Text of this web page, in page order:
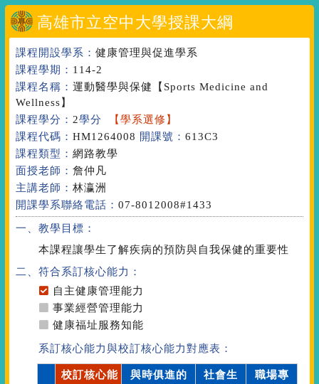
高雄市立空中大學授課大綱
課程開設學系： 健康管理與促進學系
課程學期： 114-2
課程名稱： 運動醫學與保健
【Sports Medicine and
Wellness】
課程學分： 2學分
【學系選修】
課程代碼： HM1264008 開課號： 613C3
課程類型： 網路教學
面授老師： 詹仲凡
主講老師： 林瀛洲
開課學系聯絡電話： 07-8012008#1433
一、教學目標：
本課程讓學生了解疾病的預防與自我保健的重要性
二、符合系訂核心能力：
自主健康管理能力
事業經營管理能力
健康福址服務知能
系訂核心能力與校訂核心能力對應表：
校訂核心能
與時俱進的
社會生
職場專